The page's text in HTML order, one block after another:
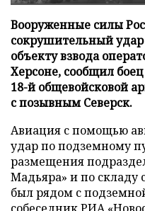
Вооруженные силы
сокрушительный
объекту взвода
Херсоне, сообщил
18-й общевойсковой
с позывным Северск.
Авиация с помощью
удар по подземному
размещения
Мадьяра» и по складу
был рядом с